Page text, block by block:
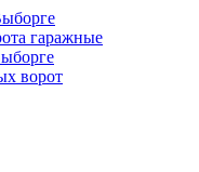
гаражные
ворот